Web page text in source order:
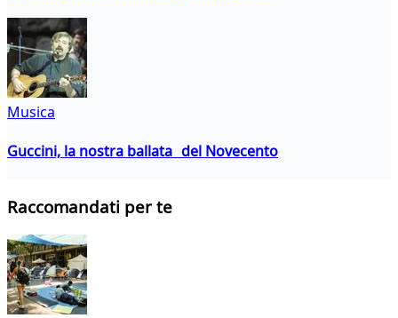
Musica
Guccini, la nostra ballata del Novecento
Raccomandati per te